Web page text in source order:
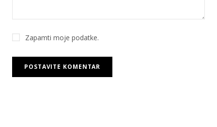
Zapamti moje podatke.